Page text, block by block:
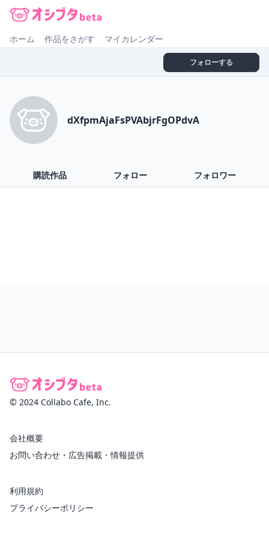
ホーム 作品をさがす マイカレンダー
フォローする
dXfpmAjaFsPVAbjrFgOPdvA
購読作品 フォロー フォロワー
© 2024 Collabo Cafe, Inc.
会社概要
お問い合わせ・広告掲載・情報提供
利用規約
プライバシーポリシー